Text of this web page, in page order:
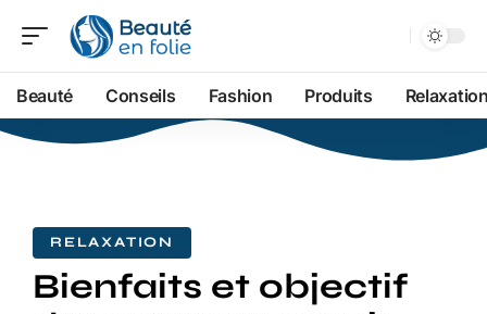
Beauté Conseils Fashion Produits
RELAXATION
Bienfaits et objectif